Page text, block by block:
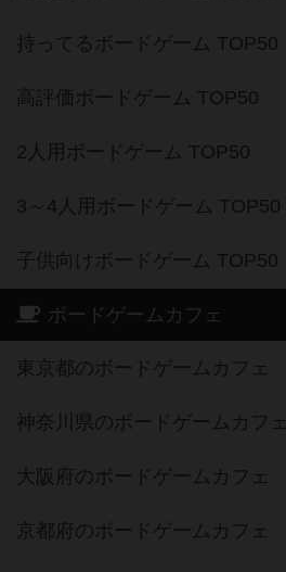
持ってるボードゲーム TOP50
高評価ボードゲーム TOP50
2人用ボードゲーム TOP50
3～4人用ボードゲーム TOP50
子供向けボードゲーム TOP50
ボードゲームカフェ
東京都のボードゲームカフェ
神奈川県のボードゲームカフェ
大阪府のボードゲームカフェ
京都府のボードゲームカフェ